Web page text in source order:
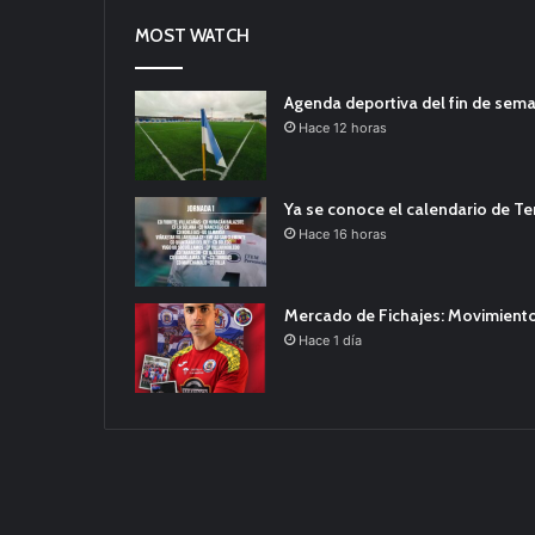
MOST WATCH
Agenda deportiva del fin de
Hace 12 horas
Ya se conoce el calendario de
Hace 16 horas
Mercado de Fichajes:
Hace 1 día